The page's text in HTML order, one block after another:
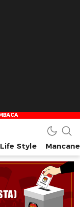
Life Style